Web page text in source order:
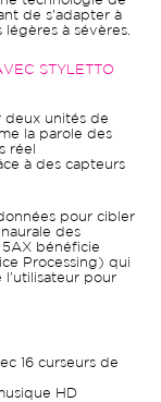
de s'adapter à
à sévères.
STYLETTO
deux unités de
la parole des
réel
à des capteurs
pour cibler
des
bénéficie
Processing) qui
l'utilisateur pour
16 curseurs de
HD